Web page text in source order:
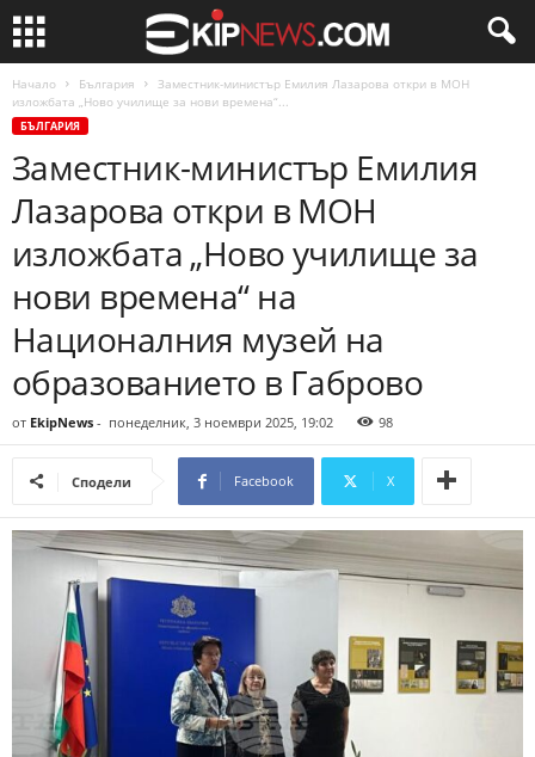
Начало България
Заместник-министър Емилия Лазарова откри в МОН
изложбата „Ново училище за нови времена“...
БЪЛГАРИЯ
Заместник-министър Емилия
Лазарова откри в МОН
изложбата „Ново училище за
нови времена“ на
Националния музей на
образованието в Габрово
от EkipNews - понеделник, 3 ноември 2025, 19:02 98
Сподели Facebook X